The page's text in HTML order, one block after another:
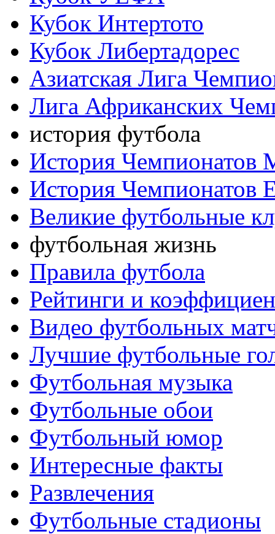
Кубок Интертото
Кубок Либертадорес
Азиатская Лига
Лига Африканских
история футбола
История Чемпионатов
История Чемпионатов
Великие футбольные
футбольная жизнь
Правила футбола
Рейтинги и
Видео футбольных
Лучшие футбольные
Футбольная музыка
Футбольные обои
Футбольный юмор
Интересные факты
Развлечения
Футбольные стадионы